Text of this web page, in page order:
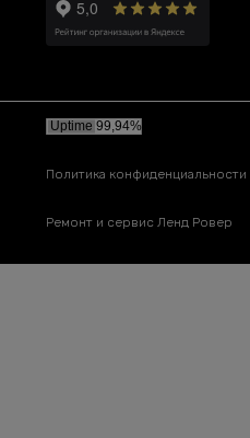
Политика конфиденциальности
Ремонт и сервис Ленд Ровер